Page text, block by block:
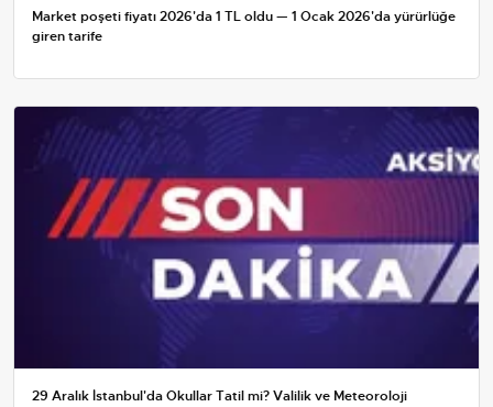
Market poşeti fiyatı 2026'da 1 TL oldu — 1 Ocak 2026'da yürürlüğe
giren tarife
29 Aralık İstanbul'da Okullar Tatil mi? Valilik ve Meteoroloji